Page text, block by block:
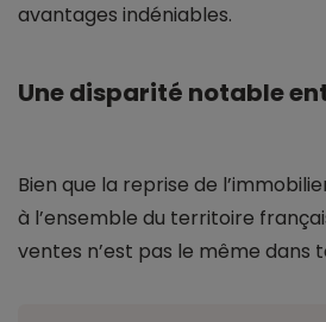
avantages indéniables.
Une disparité notable
Bien que la reprise de
à l’ensemble du territoire
ventes n’est pas le même dans